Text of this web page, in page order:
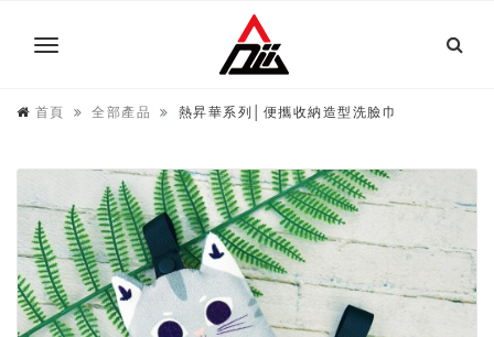
首頁 全部產品 熱昇華系列│便攜收納造型洗臉巾